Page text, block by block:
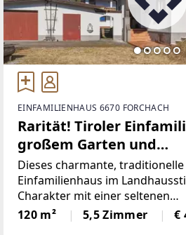
EINFAMILIENHAUS 6670 FORCHACH
Rarität! Tiroler
großem Garten und
kaufen.
Dieses charmante,
Einfamilienhaus im
Charakter mit einer seltenen
Freizeitwohnsitzwidmung. Ein
die Ruhe, Natur und
120 m² 5,5 Zimmer €